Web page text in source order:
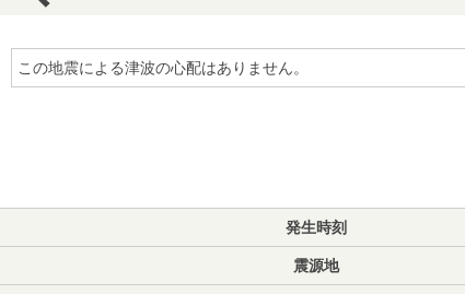
この地震による津波の心配はありません。
発生時刻
震源地